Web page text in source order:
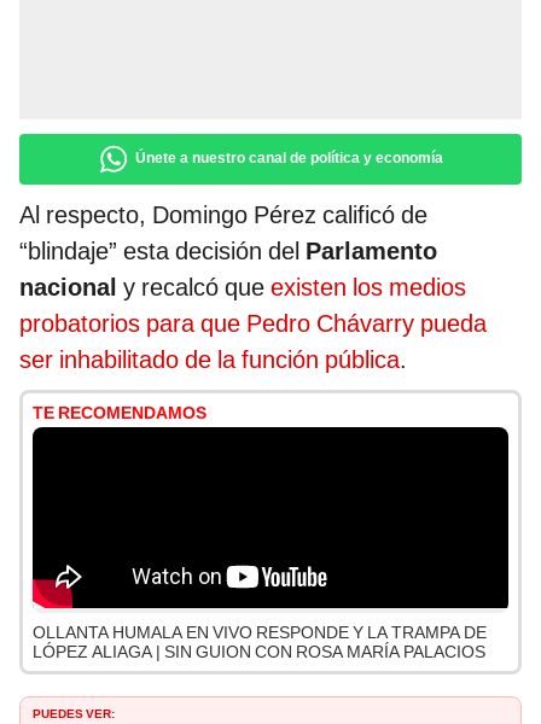
Únete a nuestro canal de política y economía
Al respecto, Domingo Pérez calificó de
“blindaje” esta decisión del Parlamento
nacional y recalcó que existen los medios
probatorios para que Pedro Chávarry pueda
ser inhabilitado de la función pública.
TE RECOMENDAMOS
OLLANTA HUMALA EN VIVO RESPONDE Y LA TRAMPA DE
LÓPEZ ALIAGA | SIN GUION CON ROSA MARÍA PALACIOS
PUEDES VER: